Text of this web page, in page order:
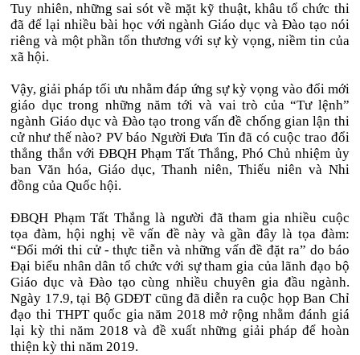
Tuy nhiên, những sai sót về mặt kỹ thuật, khâu tổ chức thi
đã để lại nhiều bài học với ngành Giáo dục và Đào tạo nói
riêng và một phần tổn thương với sự kỳ vọng, niềm tin của
xã hội.
Vậy, giải pháp tối ưu nhằm đáp ứng sự kỳ vọng vào đổi mới
giáo dục trong những năm tới và vai trò của “Tư lệnh”
ngành Giáo dục và Đào tạo trong vấn đề chống gian lận thi
cử như thế nào? PV báo Người Đưa Tin đã có cuộc trao đổi
thẳng thắn với ĐBQH Phạm Tất Thắng, Phó Chủ nhiệm ủy
ban Văn hóa, Giáo dục, Thanh niên, Thiếu niên và Nhi
đồng của Quốc hội.
ĐBQH Phạm Tất Thắng là người đã tham gia nhiều cuộc
tọa đàm, hội nghị về vấn đề này và gần đây là tọa đàm:
“Đổi mới thi cử - thực tiễn và những vấn đề đặt ra” do báo
Đại biểu nhân dân tổ chức với sự tham gia của lãnh đạo bộ
Giáo dục và Đào tạo cùng nhiều chuyên gia đầu ngành.
Ngày 17.9, tại Bộ GDĐT cũng đã diễn ra cuộc họp Ban Chỉ
đạo thi THPT quốc gia năm 2018 mở rộng nhằm đánh giá
lại kỳ thi năm 2018 và đề xuất những giải pháp để hoàn
thiện kỳ thi năm 2019.